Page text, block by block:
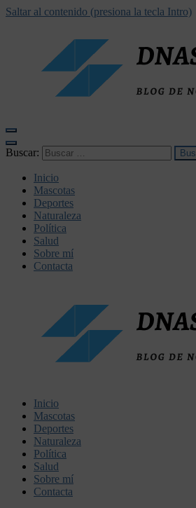
Saltar al contenido (presiona la tecla Intro)
Buscar:
Inicio
Mascotas
Deportes
Naturaleza
Política
Salud
Sobre mí
Contacta
dnaservic.es
Inicio
Mascotas
Deportes
Naturaleza
Política
Salud
Sobre mí
Contacta